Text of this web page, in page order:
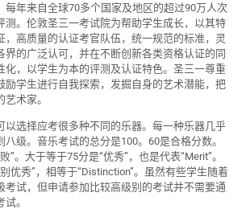
每年来自全球70多个国家及地区的超过90万人次
测。伦敦圣三一考试院为帮助学生成长，以其特
，高质量的认证考官队伍，统一规范的标准，灵
界的广泛认可，并在不断创新各类资格认证的同
化，以学生为本的评测及认证特色。圣三一尊重
励学生进行自我探索，发掘自身的艺术潜能，把
术家。
以选择应考很多种不同的乐器。每一种乐器几乎
级。音乐考试的总分是100。60是合格分数。
”。大于等于75分是“优秀”，也是代表“Merit”。
优秀”，相等于“Distinction”。虽然有些学生随着
考试，但申请参加比较高级别的考试并不需要通
。